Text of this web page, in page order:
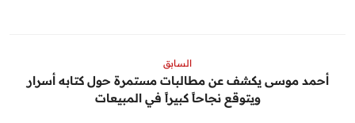
السابق
أحمد موسى يكشف عن مطالبات مستمرة حول كتابه أسرار
ويتوقع نجاحاً كبيراً في المبيعات